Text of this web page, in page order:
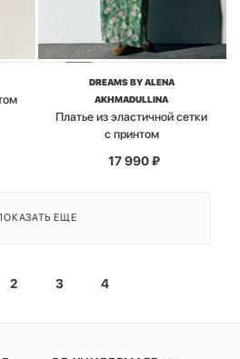
DREAMS BY ALENA
AKHMADULLINA
Платье из эластичной сетки
с принтом
17 990₽
ЕЩЕ
2 3 4